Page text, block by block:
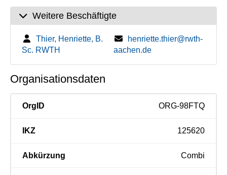
Weitere Beschäftigte
Thier, Henriette, B.
Sc. RWTH
henriette.thier@rwth-
aachen.de
Organisationsdaten
OrgID ORG-98FTQ
IKZ 125620
Abkürzung Combi